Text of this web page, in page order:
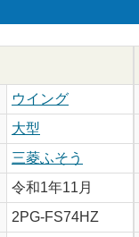
ウイング
大型
三菱ふそう
令和1年11月
2PG-FS74HZ